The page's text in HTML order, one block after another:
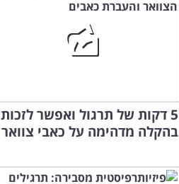
5 דקות של תרגול ואפשר לזכות
בהקלה מדהימה על כאבי צוואר